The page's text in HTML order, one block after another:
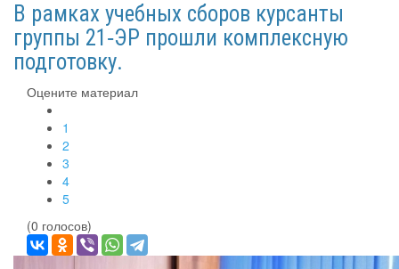
В рамках учебных сборов курсанты
группы 21‑ЭР прошли комплексную
подготовку.
Оцените материал
1
2
3
4
5
(0 голосов)